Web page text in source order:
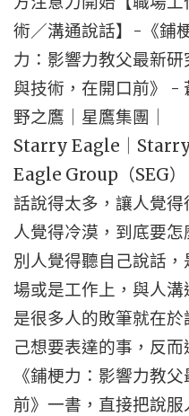
話說得太多，讓人覺
人覺得冷漠，到底要
別人覺得聽自己說話
場或是工作上，與人
是很多人的敗筆就在
己想要表達的事，反
《鋪梗力：影響力教
前》一書，直接把說